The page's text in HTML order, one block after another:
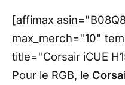
[affimax
max_merch="10"
title="Corsair iCUE
Pour le RGB, le